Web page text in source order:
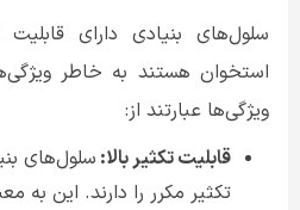
سلول‌های بنیادی دارای
استخوان هستند به خاطر
ویژگی‌ها عبارتند از:
قابلیت تکثیر بالا: سلول‌های
تکثیر مکرر را دارند. این به